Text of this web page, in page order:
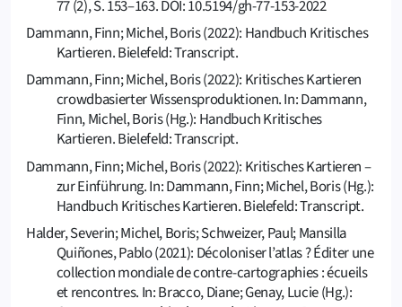
77 (2), S. 153–163. DOI: 10.5194/gh-77-153-2022
Dammann, Finn; Michel, Boris (2022): Handbuch Kritisches
Kartieren. Bielefeld: Transcript.
Dammann, Finn; Michel, Boris (2022): Kritisches Kartieren
crowdbasierter Wissensproduktionen. In: Dammann,
Finn, Michel, Boris (Hg.): Handbuch Kritisches
Kartieren. Bielefeld: Transcript.
Dammann, Finn; Michel, Boris (2022): Kritisches Kartieren –
zur Einführung. In: Dammann, Finn; Michel, Boris (Hg.):
Handbuch Kritisches Kartieren. Bielefeld: Transcript.
Halder, Severin; Michel, Boris; Schweizer, Paul; Mansilla
Quiñones, Pablo (2021): Décoloniser l’atlas ? Éditer une
collection mondiale de contre-cartographies : écueils
et rencontres. In: Bracco, Diane; Genay, Lucie (Hg.):